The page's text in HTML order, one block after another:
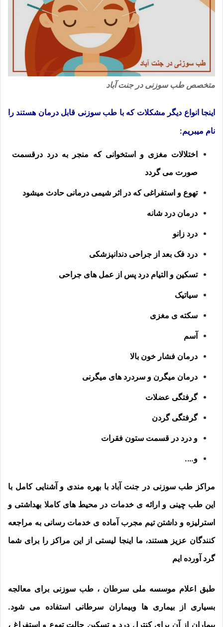
متخصص طب سوزنی در جنت آباد
اینجا انواع دیگر مشکلات که با طب سوزنی قابل درمان هستند را
نام میبریم:
اختلالات مغزی و استخوانی که منجر به درد درقسمت
صورت می گردد
تهوع و استفراغی که در اثر شیمی درمانی حادث میشود
درمان درد شانه
درد زانو
درد فک بعد از جراحی دندانپزشکی
تسکین و التیام درد پس از عمل های جراحی
سیاتیک
سکته ی مغزی
آسم
درمان فشار خون بالا
درمان میگرن و سردرد های میگرنی
گرفتگی عضلات
گرفتگی گردن
و درد در قسمت ستون فقرات
و….
مراکز طب سوزنی در جنت آباد با بهره مندی و آشنایی کامل با
این طب چینی و ارائه ی خدمات در محیط های کاملا بهداشتی و
استرلیزه و داشتن تیم مجرب آماده ی خدمات رسانی به مراجعه
کنندگان عزیز هستند، ما اینجا لیستی از این مراکز را برای شما
گرد آورده ایم
طبق اعلام موسسه ملی سرطان ، طب سوزنی برای معالجه
بسیاری از بیماری ها وبیماران سرطانی استفاده می شود.
بیماران از آن برای كنترل درد و تسكین حالت تهوع و استفراغ ،